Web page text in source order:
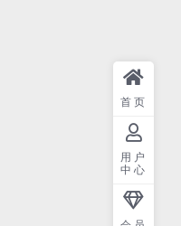
首页
用户
中心